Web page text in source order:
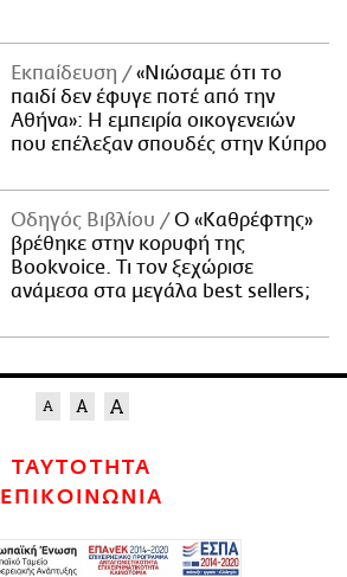
Εκπαίδευση
«Νιώσαμε ότι το
παιδί δεν έφυγε ποτέ από την
Αθήνα»: Η εμπειρία οικογενειών
που επέλεξαν σπουδές στην Κύπρο
Οδηγός Βιβλίου
Ο «Καθρέφτης»
βρέθηκε στην κορυφή της
Bookvoice. Τι τον ξεχώρισε
ανάμεσα στα μεγάλα best sellers;
ΤΑΥΤΟΤΗΤΑ
ΕΠΙΚΟΙΝΩΝΙΑ